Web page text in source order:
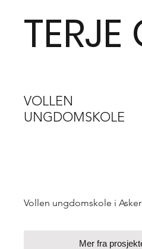
VOLLEN
UNGDOMSKOLE
Vollen ungdomskole i
Mer fra